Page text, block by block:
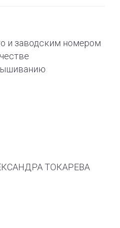
и заводским номером
ТОКАРЕВА